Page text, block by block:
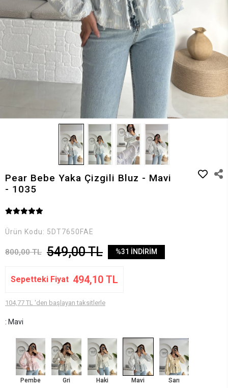
Pear Bebe Yaka Çizgili Bluz - Mavi
- 1035
Ürün Kodu: 5DT7650FAE
800,00 TL 549,00 TL %31 İNDİRİM
Sepetteki Fiyat 494,10 TL
104,77 TL 'den başlayan taksitlerle
: Mavi
Pembe Gri Haki Mavi Sarı